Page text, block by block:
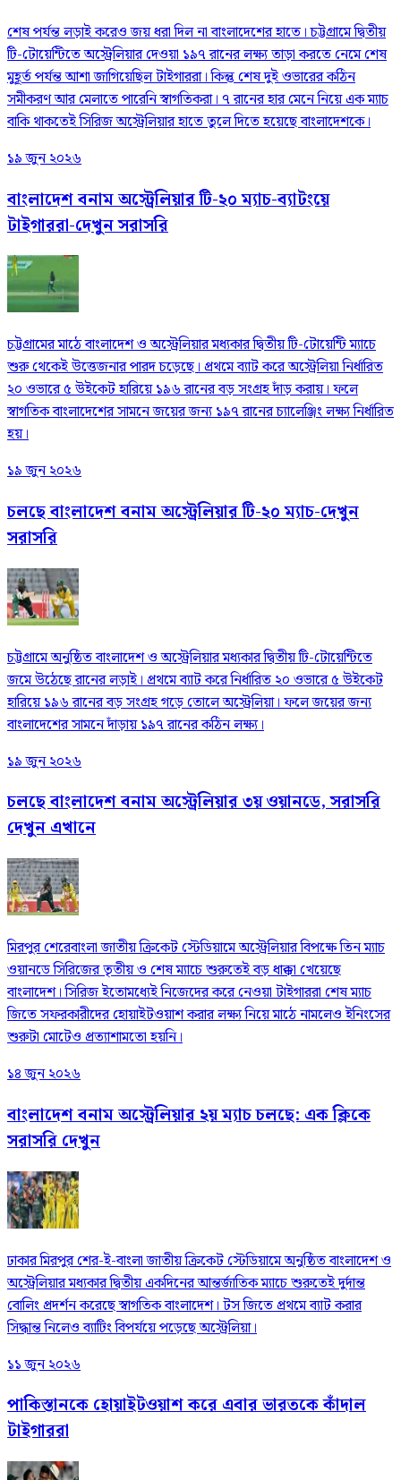
শেষ পর্যন্ত লড়াই করেও জয় ধরা দিল না বাংলাদেশের হাতে। চট্টগ্রামে দ্বিতীয়
টি-টোয়েন্টিতে অস্ট্রেলিয়ার দেওয়া ১৯৭ রানের লক্ষ্য তাড়া করতে নেমে শেষ
মুহূর্ত পর্যন্ত আশা জাগিয়েছিল টাইগাররা। কিন্তু শেষ দুই ওভারের কঠিন
সমীকরণ আর মেলাতে পারেনি স্বাগতিকরা। ৭ রানের হার মেনে নিয়ে এক ম্যাচ
বাকি থাকতেই সিরিজ অস্ট্রেলিয়ার হাতে তুলে দিতে হয়েছে বাংলাদেশকে।
১৯ জুন ২০২৬
বাংলাদেশ বনাম অস্ট্রেলিয়ার টি-২০ ম্যাচ-ব্যাটংয়ে
টাইগাররা-দেখুন সরাসরি
চট্টগ্রামের মাঠে বাংলাদেশ ও অস্ট্রেলিয়ার মধ্যকার দ্বিতীয় টি-টোয়েন্টি ম্যাচে
শুরু থেকেই উত্তেজনার পারদ চড়েছে। প্রথমে ব্যাট করে অস্ট্রেলিয়া নির্ধারিত
২০ ওভারে ৫ উইকেট হারিয়ে ১৯৬ রানের বড় সংগ্রহ দাঁড় করায়। ফলে
স্বাগতিক বাংলাদেশের সামনে জয়ের জন্য ১৯৭ রানের চ্যালেঞ্জিং লক্ষ্য নির্ধারিত
হয়।
১৯ জুন ২০২৬
চলছে বাংলাদেশ বনাম অস্ট্রেলিয়ার টি-২০ ম্যাচ-দেখুন
সরাসরি
চট্টগ্রামে অনুষ্ঠিত বাংলাদেশ ও অস্ট্রেলিয়ার মধ্যকার দ্বিতীয় টি-টোয়েন্টিতে
জমে উঠেছে রানের লড়াই। প্রথমে ব্যাট করে নির্ধারিত ২০ ওভারে ৫ উইকেট
হারিয়ে ১৯৬ রানের বড় সংগ্রহ গড়ে তোলে অস্ট্রেলিয়া। ফলে জয়ের জন্য
বাংলাদেশের সামনে দাঁড়ায় ১৯৭ রানের কঠিন লক্ষ্য।
১৯ জুন ২০২৬
চলছে বাংলাদেশ বনাম অস্ট্রেলিয়ার ৩য় ওয়ানডে, সরাসরি
দেখুন এখানে
মিরপুর শেরেবাংলা জাতীয় ক্রিকেট স্টেডিয়ামে অস্ট্রেলিয়ার বিপক্ষে তিন ম্যাচ
ওয়ানডে সিরিজের তৃতীয় ও শেষ ম্যাচে শুরুতেই বড় ধাক্কা খেয়েছে
বাংলাদেশ। সিরিজ ইতোমধ্যেই নিজেদের করে নেওয়া টাইগাররা শেষ ম্যাচ
জিতে সফরকারীদের হোয়াইটওয়াশ করার লক্ষ্য নিয়ে মাঠে নামলেও ইনিংসের
শুরুটা মোটেও প্রত্যাশামতো হয়নি।
১৪ জুন ২০২৬
বাংলাদেশ বনাম অস্ট্রেলিয়ার ২য় ম্যাচ চলছে: এক ক্লিকে
সরাসরি দেখুন
ঢাকার মিরপুর শের-ই-বাংলা জাতীয় ক্রিকেট স্টেডিয়ামে অনুষ্ঠিত বাংলাদেশ ও
অস্ট্রেলিয়ার মধ্যকার দ্বিতীয় একদিনের আন্তর্জাতিক ম্যাচে শুরুতেই দুর্দান্ত
বোলিং প্রদর্শন করেছে স্বাগতিক বাংলাদেশ। টস জিতে প্রথমে ব্যাট করার
সিদ্ধান্ত নিলেও ব্যাটিং বিপর্যয়ে পড়েছে অস্ট্রেলিয়া।
১১ জুন ২০২৬
পাকিস্তানকে হোয়াইটওয়াশ করে এবার ভারতকে কাঁদাল
টাইগাররা